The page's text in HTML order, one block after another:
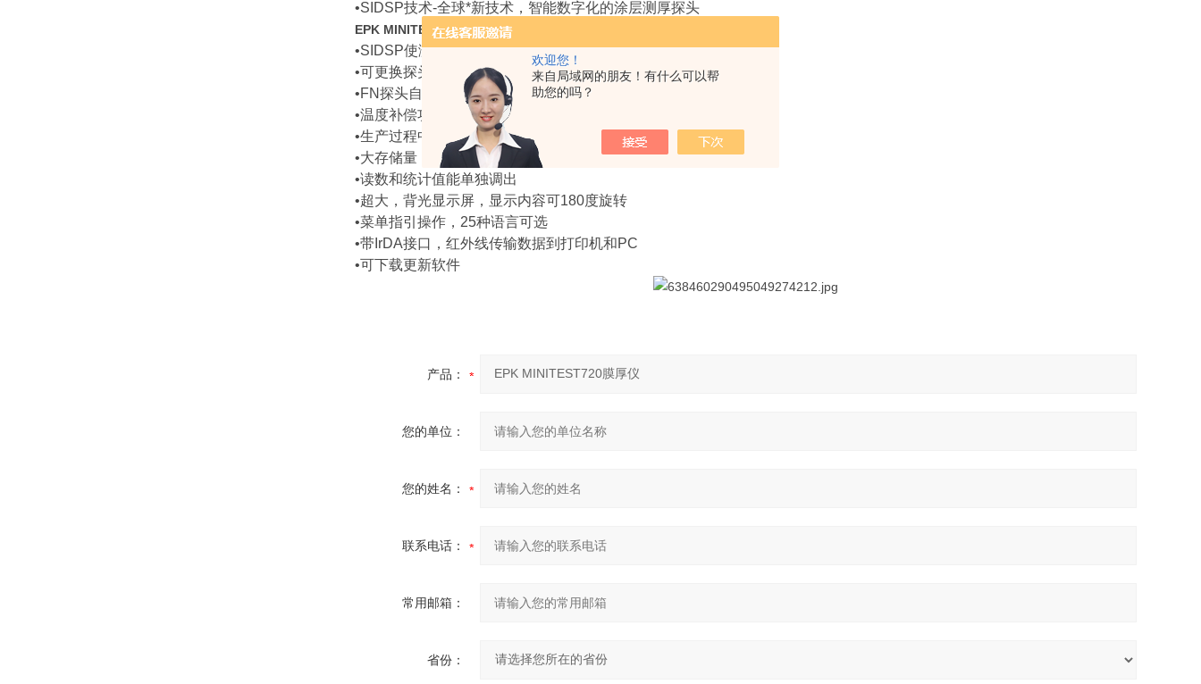
欢迎您！
来自局域网的朋友！有什么可以帮
助您的吗？
•SIDSP技术-全球*新技术，智能数字化的涂层测厚探头
EPK MINITEST720测厚仪无锡骏展仪器供应
•SIDSP使测量不受干扰，测值更加*
•可更换探头使用更加灵活（MINITEST 740探头可由内置换为外置）
•FN探头自动识别基体，使测量更迅速，避免操作错误
•温度补偿功能避免温度变化引起的错误
•生产过程中50点校准使仪器获得高*度的特征曲线
•大存储量，能存储10或100组多达100,000个读数
•读数和统计值能单独调出
•超大，背光显示屏，显示内容可180度旋转
•菜单指引操作，25种语言可选
•带IrDA接口，红外线传输数据到打印机和PC
•可下载更新软件
产品：
您的单位：
您的姓名：
联系电话：
常用邮箱：
省份：